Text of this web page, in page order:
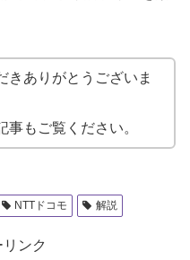
きありがとうございま
事もご覧ください。
NTTドコモ 解説
ンク